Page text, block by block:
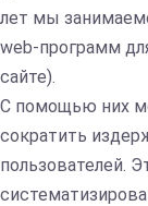
лет мы
web-программ
сайте).
С помощью них
сократить
пользователей.